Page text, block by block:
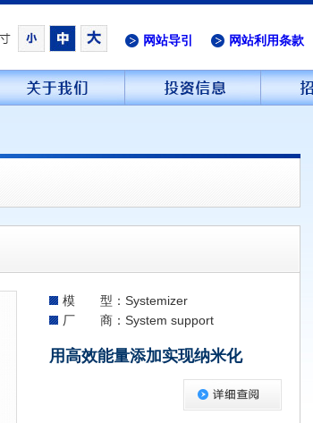
网站导引 网站利用条款
模 型：Systemizer
厂 商：System support
用高效能量添加实现纳米化